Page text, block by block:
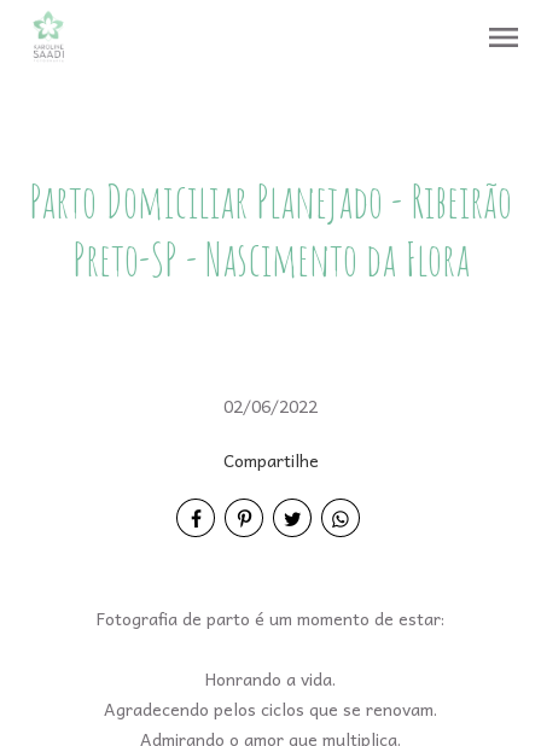
menu
Parto Domiciliar Planejado - Ribeirão
Preto-SP - Nascimento da Flora
02/06/2022
Compartilhe
Fotografia de parto é um momento de estar:
Honrando a vida.
Agradecendo pelos ciclos que se renovam.
Admirando o amor que multiplica.